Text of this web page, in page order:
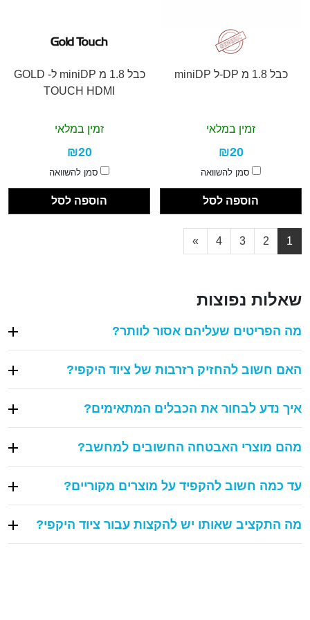
כבל 1.8 מ DP-ל miniDP
זמין במלאי
₪20
סמן להשוואה
הוספה לסל
כבל 1.8 מ miniDP ל- GOLD
TOUCH HDMI
זמין במלאי
₪20
סמן להשוואה
הוספה לסל
1
2
3
4
»
שאלות נפוצות
מה הפריטים שעליהם אסור לוותר?
האם חשוב להחזיק רזרבות של ציוד היקפי?
איך נדע לבחור את הכבלים המתאימים?
מהם מוצרי האבטחה החשובים למחשב?
עד כמה חשוב להקפיד על מוצרים מקוריים?
מה התקציב שאותו יש להקצות עבור ציוד היקפי?